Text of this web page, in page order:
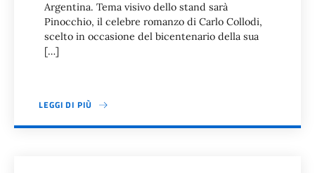
Argentina. Tema visivo dello stand sarà
Pinocchio, il celebre romanzo di Carlo Collodi,
scelto in occasione del bicentenario della sua
[…]
LEGGI DI PIÙ